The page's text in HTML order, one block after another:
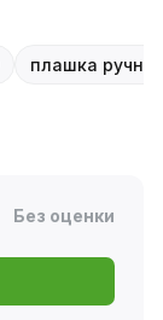
плашка
Без оценки